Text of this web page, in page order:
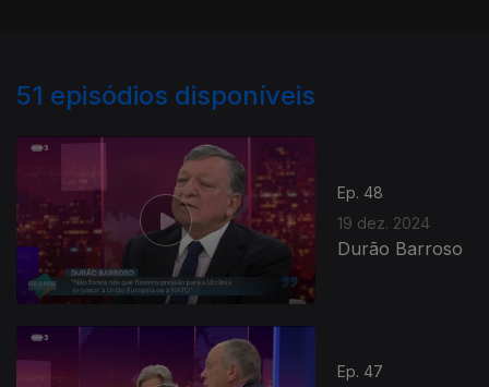
51 episódios disponíveis
Ep. 48
19 dez. 2024
Durão Barroso
Ep. 47